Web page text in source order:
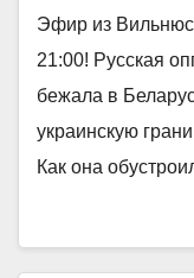
Эфир из
21:00! Русская
бежала в
украинскую
Как она